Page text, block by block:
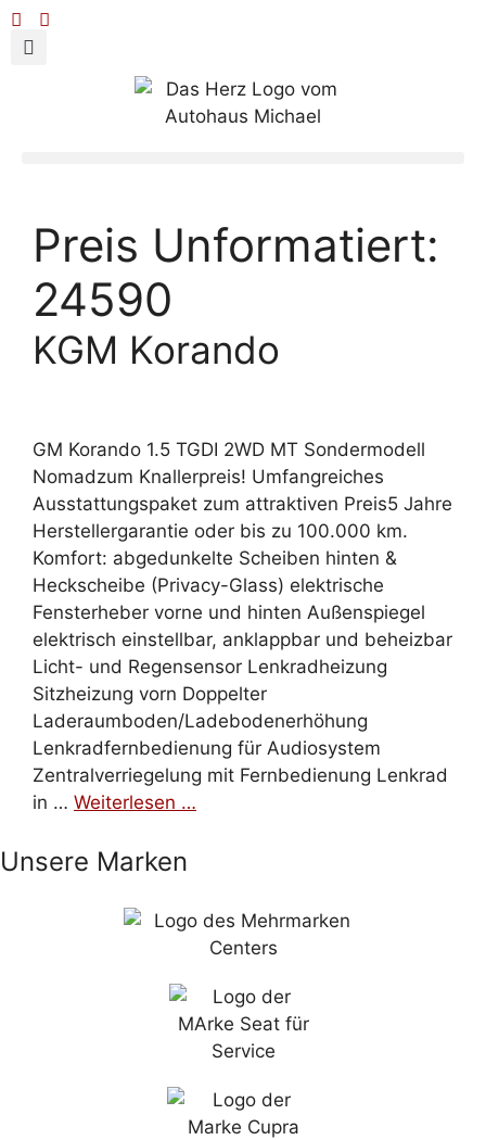
Preis Unformatiert:
24590
KGM Korando
GM Korando 1.5 TGDI 2WD MT Sondermodell
Nomadzum Knallerpreis! Umfangreiches
Ausstattungspaket zum attraktiven Preis5 Jahre
Herstellergarantie oder bis zu 100.000 km.
Komfort: abgedunkelte Scheiben hinten &
Heckscheibe (Privacy-Glass) elektrische
Fensterheber vorne und hinten Außenspiegel
elektrisch einstellbar, anklappbar und beheizbar
Licht- und Regensensor Lenkradheizung
Sitzheizung vorn Doppelter
Laderaumboden/Ladebodenerhöhung
Lenkradfernbedienung für Audiosystem
Zentralverriegelung mit Fernbedienung Lenkrad
in … Weiterlesen …
Unsere Marken